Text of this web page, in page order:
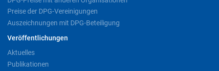
Preise der DPG-Vereinigungen
Auszeichnungen mit DPG-Beteiligung
Veröffentlichungen
Aktuelles
Publikationen